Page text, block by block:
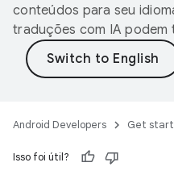
conteúdos para seu
traduções com IA podem
Android Developers Get
Isso foi útil?